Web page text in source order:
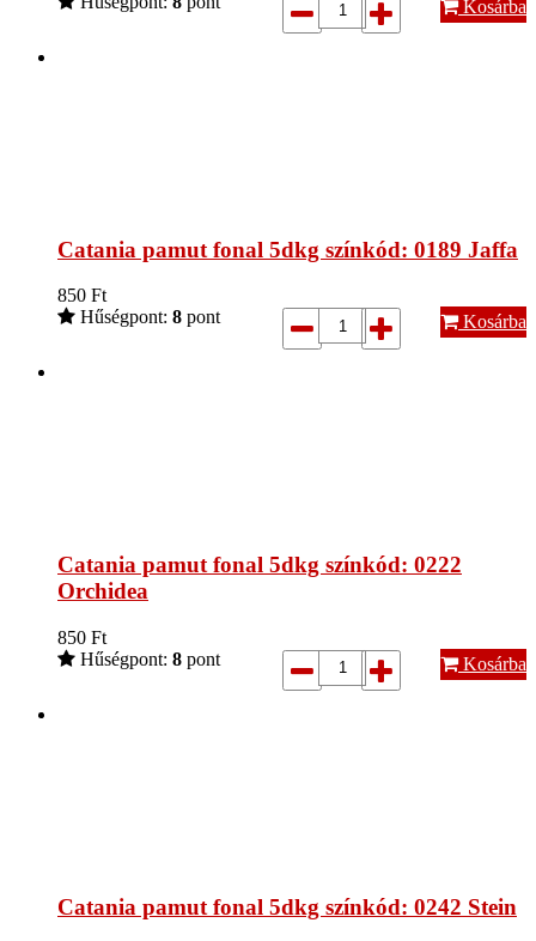
Kosárba
Catania pamut fonal 5dkg színkód: 0189 Jaffa
850 Ft
Hűségpont: 8 pont Kosárba
Catania pamut fonal 5dkg színkód: 0222
Orchidea
850 Ft
Hűségpont: 8 pont Kosárba
Catania pamut fonal 5dkg színkód: 0242 Stein